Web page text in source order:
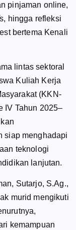
pinjaman online,
hingga refleksi
bertema Kenali
lintas sektoral
Kuliah Kerja
(KKN-
IV Tahun 2025–
siap menghadapi
teknologi
lanjutan.
Sutarjo, S.Ag.,
murid mengikuti
kemampuan